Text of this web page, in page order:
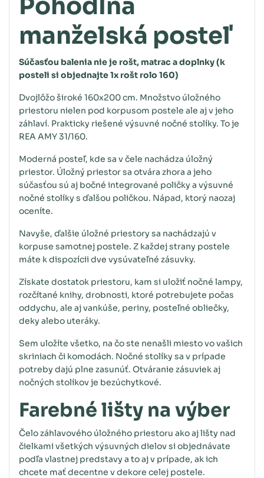
manželská posteľ
Súčasťou balenia nie je rošt, matrac a doplnky (k
posteli si objednajte 1x rošt rolo 160)
Dvojlôžo široké 160x200 cm. Množstvo úložného
priestoru nielen pod korpusom postele ale aj v jeho
záhlaví. Prakticky riešené výsuvné nočné stolíky. To je
REA AMY 31/160.
Moderná posteľ, kde sa v čele nachádza úložný
priestor. Úložný priestor sa otvára zhora a jeho
súčasťou sú aj bočné integrované poličky a výsuvné
nočné stolíky s ďalšou poličkou. Nápad, ktorý naozaj
oceníte.
Navyše, ďalšie úložné priestory sa nachádzajú v
korpuse samotnej postele. Z každej strany postele
máte k dispozícii dve vysúvateľné zásuvky.
Získate dostatok priestoru, kam si uložiť nočné lampy,
rozčítané knihy, drobnosti, ktoré potrebujete počas
oddychu, ale aj vankúše, periny, posteľné obliečky,
deky alebo uteráky.
Sem uložíte všetko, na čo ste nenašli miesto vo vašich
skriniach či komodách. Nočné stolíky sa v prípade
potreby dajú plne zasunúť. Otváranie zásuviek aj
nočných stolíkov je bezúchytkové.
Farebné lišty na výber
Čelo záhlavového úložného priestoru ako aj lišty nad
čielkami všetkých výsuvných dielov si objednávate
podľa vlastnej predstavy a to aj v prípade, ak ich
chcete mať decentne v dekore celej postele.